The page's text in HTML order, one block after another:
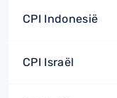
CPI Indonesië
CPI Israël